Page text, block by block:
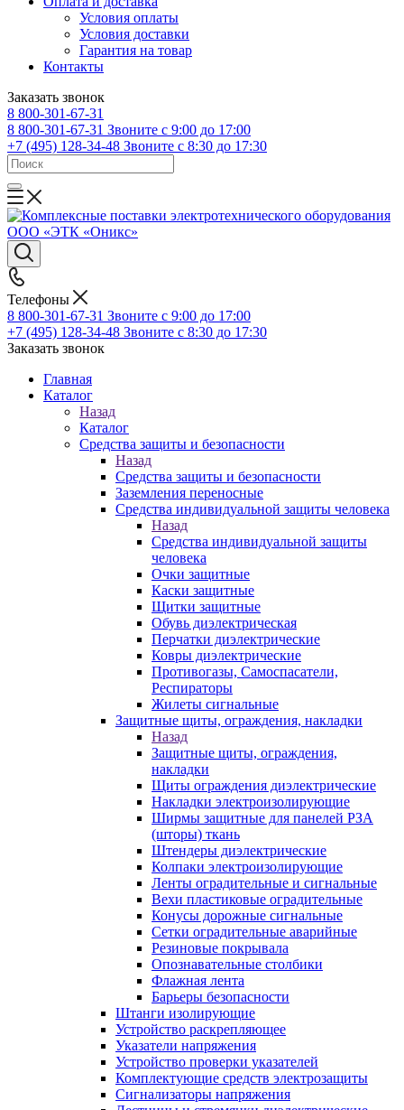
Условия оплаты
Условия доставки
Гарантия на товар
Контакты
Заказать звонок
8 800-301-67-31
8 800-301-67-31 Звоните с 9:00 до 17:00
+7 (495) 128-34-48 Звоните с 8:30 до 17:30
Телефоны
8 800-301-67-31 Звоните с 9:00 до 17:00
+7 (495) 128-34-48 Звоните с 8:30 до 17:30
Заказать звонок
Главная
Каталог
Назад
Каталог
Средства защиты и безопасности
Назад
Средства защиты и безопасности
Заземления переносные
Средства индивидуальной защиты человека
Назад
Средства индивидуальной защиты
человека
Очки защитные
Каски защитные
Щитки защитные
Обувь диэлектрическая
Перчатки диэлектрические
Ковры диэлектрические
Противогазы, Самоспасатели,
Респираторы
Жилеты сигнальные
Защитные щиты, ограждения, накладки
Назад
Защитные щиты, ограждения,
накладки
Щиты ограждения диэлектрические
Накладки электроизолирующие
Ширмы защитные для панелей РЗА
(шторы) ткань
Штендеры диэлектрические
Колпаки электроизолирующие
Ленты оградительные и сигнальные
Вехи пластиковые оградительные
Конусы дорожные сигнальные
Сетки оградительные аварийные
Резиновые покрывала
Опознавательные столбики
Флажная лента
Барьеры безопасности
Штанги изолирующие
Устройство раскрепляющее
Указатели напряжения
Устройство проверки указателей
Комплектующие средств электрозащиты
Сигнализаторы напряжения